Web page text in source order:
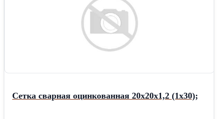
Сетка сварная оцинкованная 20х20х1,2 (1х30);